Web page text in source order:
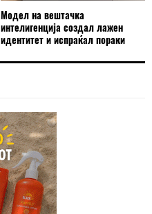
Модел на вештачка
интелигенција создал лажен
идентитет и испраќал пораки